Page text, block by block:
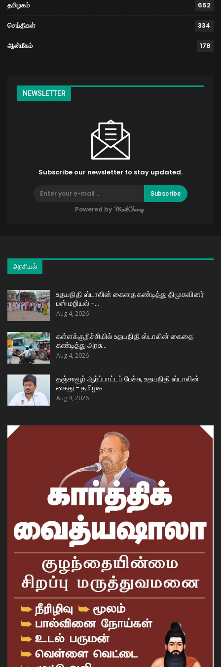
தமிழகம் 652
செய்திகள் 334
ஆன்மீகம் 178
NEWSLETTER
Subscribe our newsletter to stay updated.
Subscribe
Powered by
அரசியல்
உதயநிதி ஸ்டாலின் கைதை கண்டித்து திமுகவினர்
பஸ் மறியல் –…
Aug 4, 2026
கள்ளக்குறிச்சியில் உதயநிதி ஸ்டாலின் கைதை
கண்டித்து அரசு…
Aug 4, 2026
தஞ்சாவூர் ஆர்ப்பாட்டப் பேச்சு, உதயநிதி ஸ்டாலின்
கைது – தமிழக…
Aug 4, 2026